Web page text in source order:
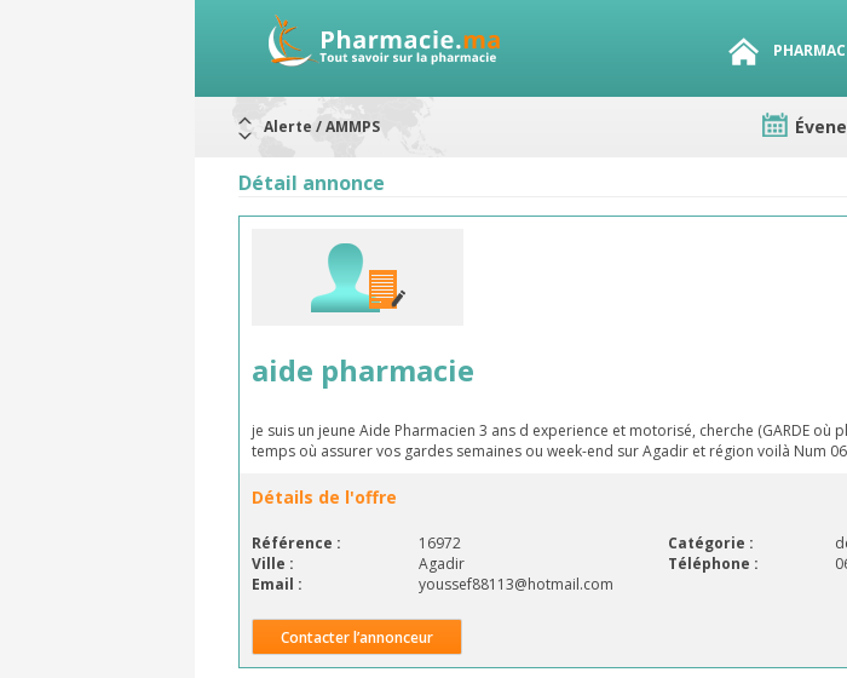
Alerte / AMMPS
ARRÊT DE COMMERCIALISATION
Rappel de lots : préparations lactées
Détail annonce
aide pharmacie
je suis un jeune Aide Pharmacien 3 ans d experience et motorisé, cherche (GARDE
temps où assurer vos gardes semaines ou week-end sur Agadir et région voilà Num
Détails de l'offre
Référence : 16972 Catégorie :
Ville :
Agadir Téléphone :
Email :
youssef88113@hotmail.com
Contacter l’annonceur